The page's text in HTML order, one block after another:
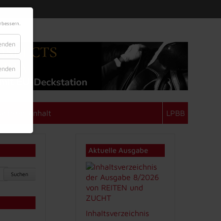
Anhalt LPBB
Suchen
Aktuelle Ausgabe
Inhaltsverzeichnis